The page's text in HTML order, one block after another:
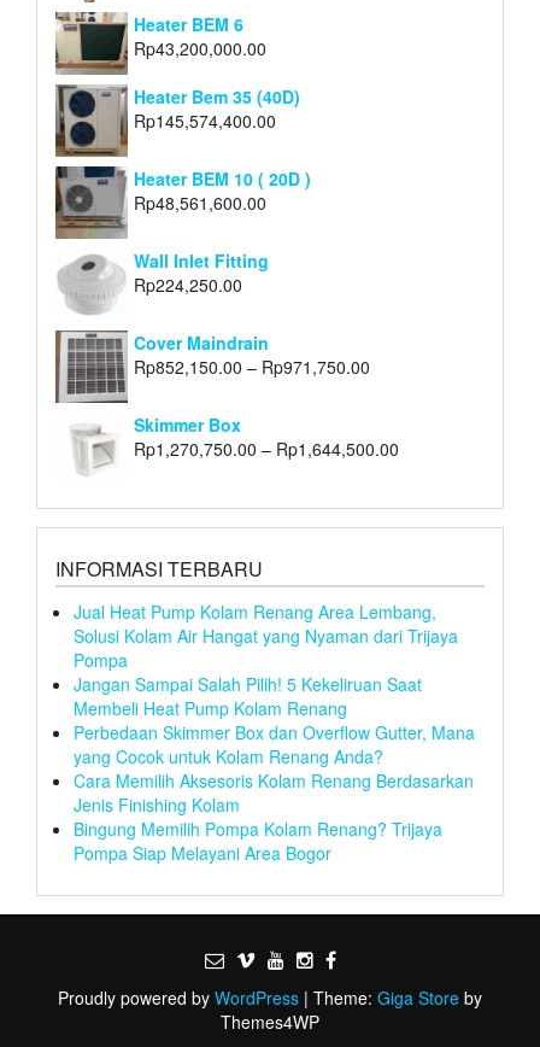
Heater BEM 6
Rp43,200,000.00
Heater Bem 35 (40D)
Rp145,574,400.00
Heater BEM 10 ( 20D )
Rp48,561,600.00
Wall Inlet Fitting
Rp224,250.00
Cover Maindrain
Rp852,150.00 – Rp971,750.00
Skimmer Box
Rp1,270,750.00 – Rp1,644,500.00
INFORMASI TERBARU
Jual Heat Pump Kolam Renang Area Lembang,
Solusi Kolam Air Hangat yang Nyaman dari Trijaya
Pompa
Jangan Sampai Salah Pilih! 5 Kekeliruan Saat
Membeli Heat Pump Kolam Renang
Perbedaan Skimmer Box dan Overflow Gutter, Mana
yang Cocok untuk Kolam Renang Anda?
Cara Memilih Aksesoris Kolam Renang Berdasarkan
Jenis Finishing Kolam
Bingung Memilih Pompa Kolam Renang? Trijaya
Pompa Siap Melayani Area Bogor
Proudly powered by WordPress | Theme: Giga Store by
Themes4WP